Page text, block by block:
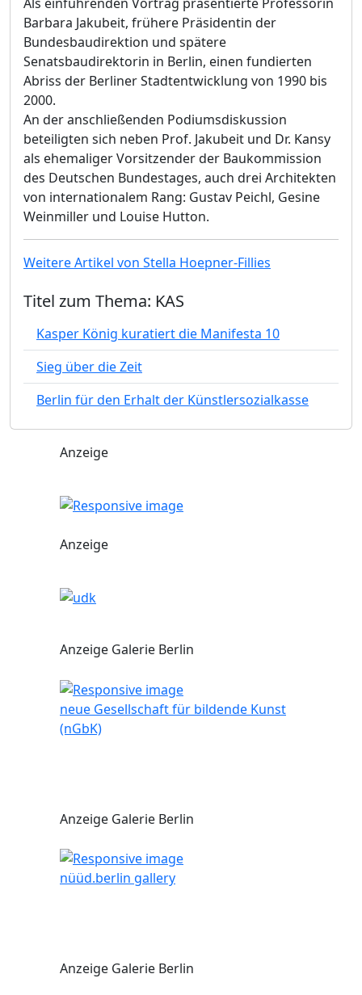
Als einführenden Vortrag präsentierte Professorin
Barbara Jakubeit, frühere Präsidentin der
Bundesbaudirektion und spätere
Senatsbaudirektorin in Berlin, einen fundierten
Abriss der Berliner Stadtentwicklung von 1990 bis
2000.
An der anschließenden Podiumsdiskussion
beteiligten sich neben Prof. Jakubeit und Dr. Kansy
als ehemaliger Vorsitzender der Baukommission
des Deutschen Bundestages, auch drei Architekten
von internationalem Rang: Gustav Peichl, Gesine
Weinmiller und Louise Hutton.
Weitere Artikel von Stella Hoepner-Fillies
Titel zum Thema: KAS
Kasper König kuratiert die Manifesta 10
Sieg über die Zeit
Berlin für den Erhalt der Künstlersozialkasse
Anzeige
Anzeige
Anzeige Galerie Berlin
neue Gesellschaft für bildende Kunst
(nGbK)
Anzeige Galerie Berlin
nüüd.berlin gallery
Anzeige Galerie Berlin